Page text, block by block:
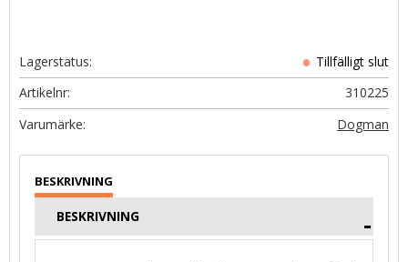
Lagerstatus
Artikelnr
310225
Dogman
BESKRIVNING